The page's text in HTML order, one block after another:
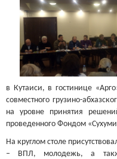
в Кутаиси, в гостинице
совместного грузино-
на уровне принятия
проведенного Фондом
На круглом столе
– ВПЛ, молодежь, а